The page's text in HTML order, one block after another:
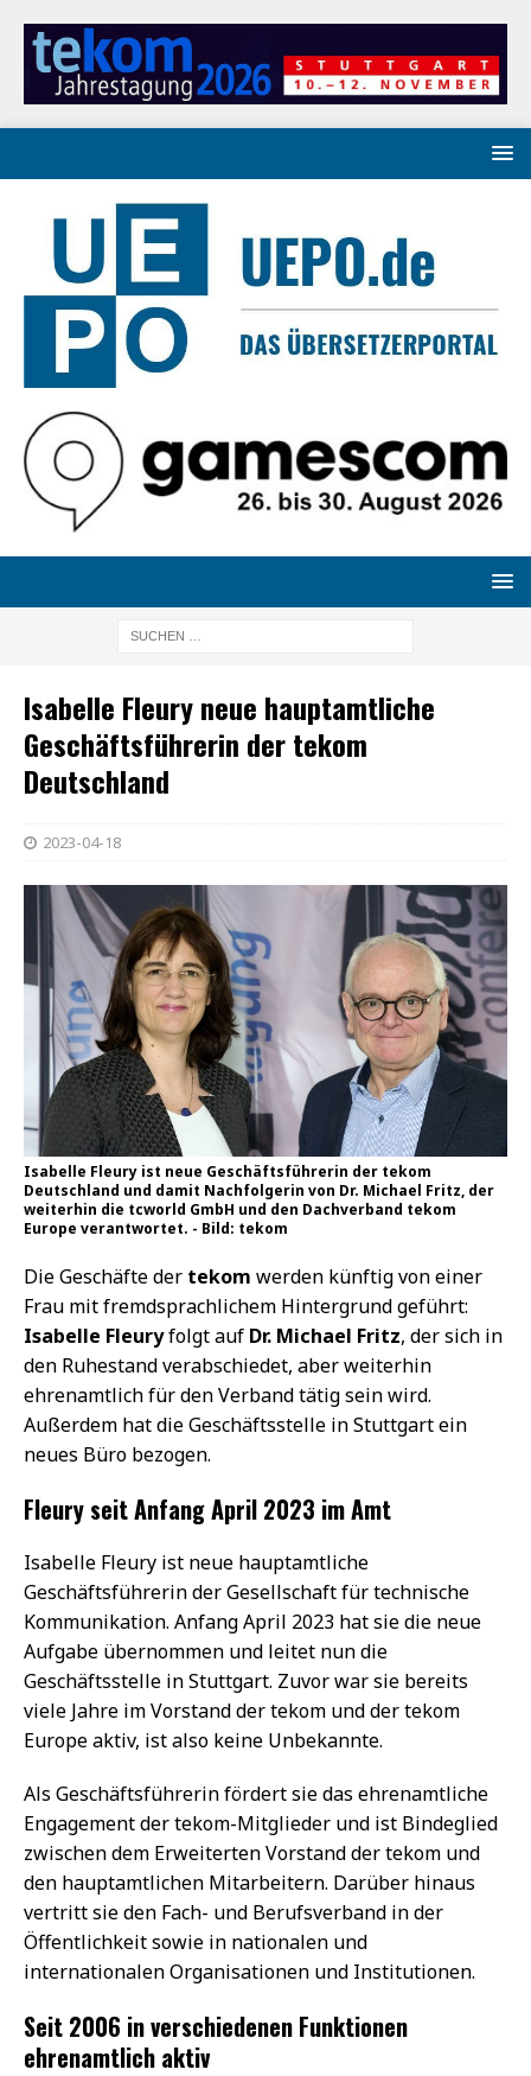
Isabelle Fleury neue hauptamtliche
Geschäftsführerin der tekom
Deutschland
2023-04-18
Isabelle Fleury ist neue Geschäftsführerin der tekom
Deutschland und damit Nachfolgerin von Dr. Michael Fritz, der
weiterhin die tcworld GmbH und den Dachverband tekom
Europe verantwortet. - Bild: tekom
Die Geschäfte der tekom werden künftig von einer
Frau mit fremdsprachlichem Hintergrund geführt:
Isabelle Fleuryfolgt auf Dr. Michael Fritz, der sich in
den Ruhestand verabschiedet, aber weiterhin
ehrenamtlich für den Verband tätig sein wird.
Außerdem hat die Geschäftsstelle in Stuttgart ein
neues Büro bezogen.
Fleury seit Anfang April 2023 im Amt
Isabelle Fleury ist neue hauptamtliche
Geschäftsführerin der Gesellschaft für technische
Kommunikation. Anfang April 2023 hat sie die neue
Aufgabe übernommen und leitet nun die
Geschäftsstelle in Stuttgart. Zuvor war sie bereits
viele Jahre im Vorstand der tekom und der tekom
Europe aktiv, ist also keine Unbekannte.
Als Geschäftsführerin fördert sie das ehrenamtliche
Engagement der tekom-Mitglieder und ist Bindeglied
zwischen dem Erweiterten Vorstand der tekom und
den hauptamtlichen Mitarbeitern. Darüber hinaus
vertritt sie den Fach- und Berufsverband in der
Öffentlichkeit sowie in nationalen und
internationalen Organisationen und Institutionen.
Seit 2006 in verschiedenen Funktionen
ehrenamtlich aktiv